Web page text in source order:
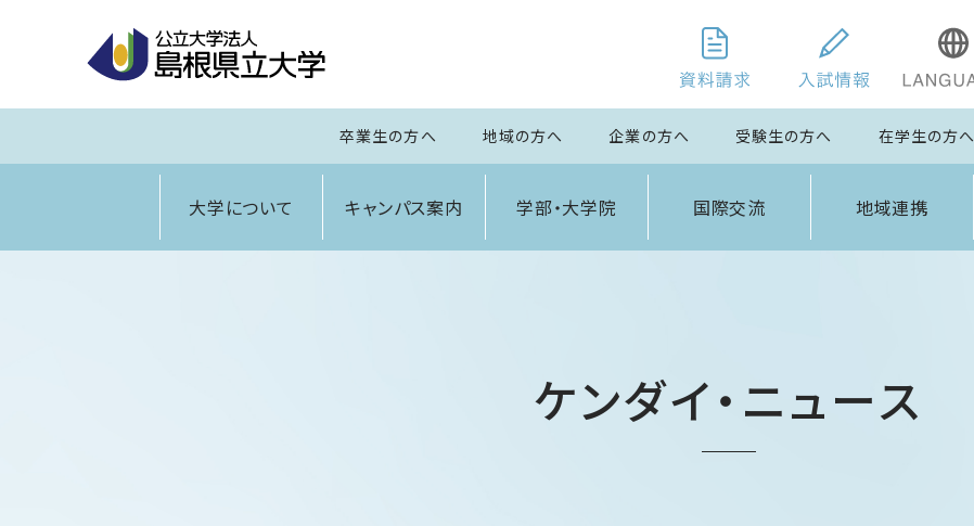
卒業生の方へ 地域の方へ 企業の方へ 受験生の方へ 在学生の方へ
大学について キャンパス案内 学部・大学院 国際交流 地域連携
ケンダイ・ニュース